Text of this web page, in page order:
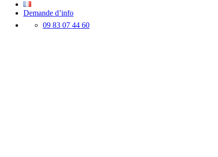
Demande d’info
09 83 07 44 60